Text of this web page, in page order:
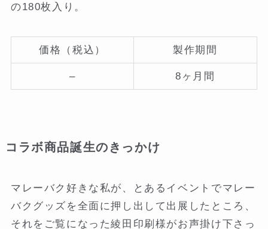
の180枚入り。
価格（税込） 製作期間
– 8ヶ月間
コラボ商品誕生のきっかけ
マレーバク好きな私が、とあるイベントでマレー
バクグッズを全面に押し出して出展したところ、
それをご覧になった綾田印刷様がお声掛け下さっ